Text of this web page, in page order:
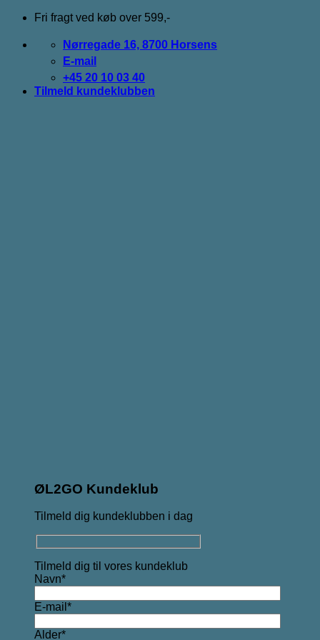
Fortsæt
indhold
Fri fragt ved køb over 599,-
Nørregade 16, 8700 Horsens
E-mail
+45 20 10 03 40
Tilmeld kundeklubben
ØL2GO Kundeklub
Tilmeld dig kundeklubben i dag
Tilmeld dig til vores kundeklub
Navn*
E-mail*
Alder*